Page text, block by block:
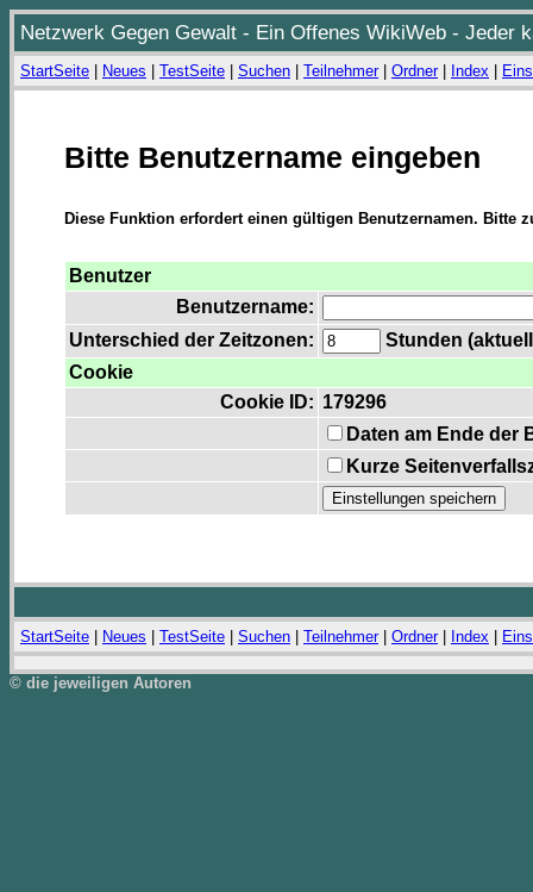
Netzwerk Gegen Gewalt - Ein Offenes WikiWeb - Jeder
StartSeite Neues TestSeite Suchen Teilnehmer| Ordner| Index
Bitte Benutzername eingeben
Diese Funktion erfordert einen gültigen Benutzernamen. Bitte
Benutzer
Benutzername:
Unterschied der Zeitzonen:
Stunden
Cookie
Cookie ID: 179296
Daten am Ende der
Kurze
StartSeite Neues TestSeite Suchen Teilnehmer| Ordner| Index
© die jeweiligen Autoren